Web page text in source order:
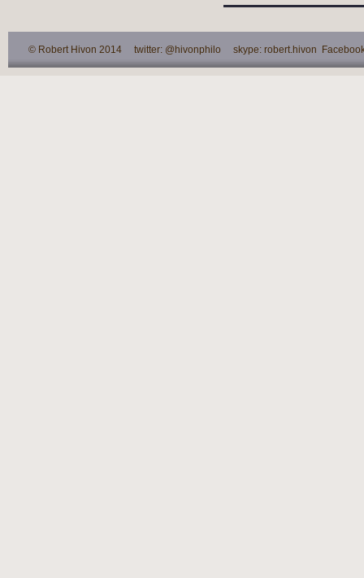
© Robert Hivon 2014 twitter: @hivonphilo skype: robert.hivon